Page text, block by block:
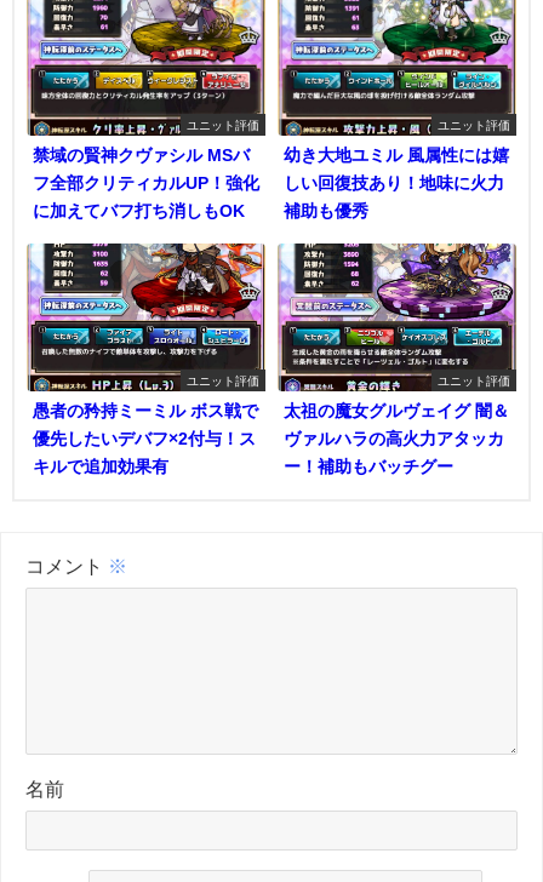
ユニット評価
禁域の賢神クヴァシル MSバ
フ全部クリティカルUP！強化
に加えてバフ打ち消しもOK
ユニット評価
幼き大地ユミル 風属性には嬉
しい回復技あり！地味に火力
補助も優秀
ユニット評価
愚者の矜持ミーミル ボス戦で
優先したいデバフ×2付与！ス
キルで追加効果有
ユニット評価
太祖の魔女グルヴェイグ 闇＆
ヴァルハラの高火力アタッカ
ー！補助もバッチグー
コメント ※
名前